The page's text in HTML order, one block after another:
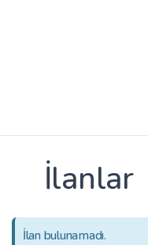
İlanlar
İlan bulunamadı.